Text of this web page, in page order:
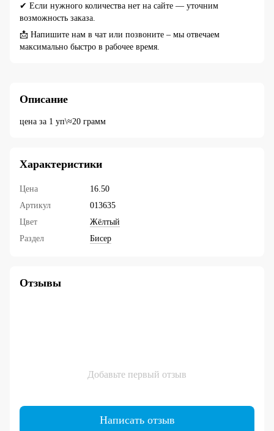
✔ Если нужного количества нет на сайте — уточним
возможность заказа.
📩 Напишите нам в чат или позвоните – мы отвечаем
максимально быстро в рабочее время.
Описание
цена за 1 уп\≈20 грамм
Характеристики
Цена
16.50
Артикул
013635
Цвет
Жёлтый
Раздел
Бисер
Отзывы
Добавьте первый отзыв
Написать отзыв